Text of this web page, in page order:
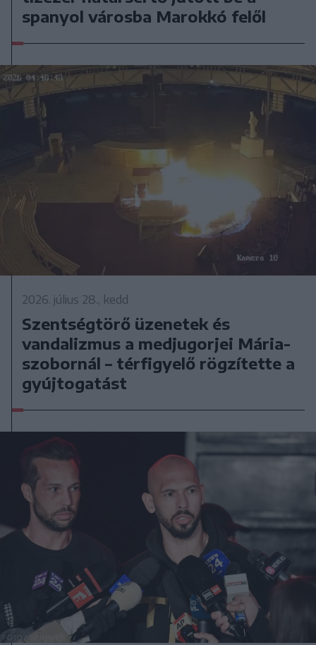
spanyol városba Marokkó felől
2026. július 28., kedd
Szentségtörő üzenetek és
vandalizmus a medjugorjei Mária-
szobornál – térfigyelő rögzítette a
gyújtogatást